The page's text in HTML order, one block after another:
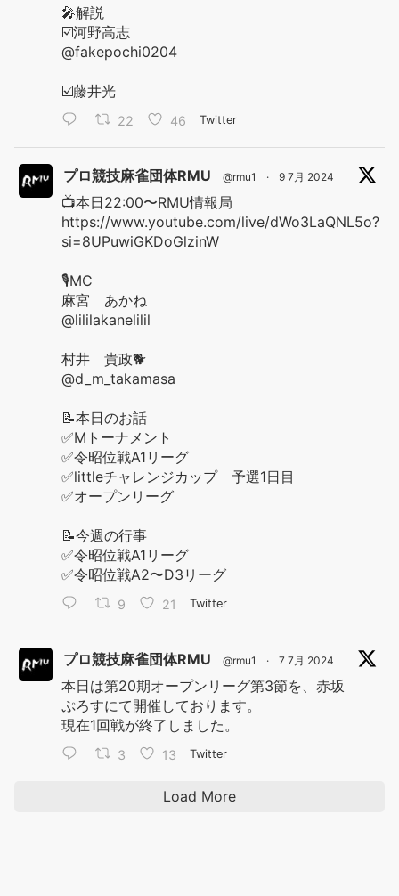
🎤解説
☑️河野高志
@fakepochi0204
☑️藤井光
22 46 Twitter
プロ競技麻雀団体RMU @rmu1 · 9 7月 2024
📺本日22:00〜RMU情報局
https://www.youtube.com/live/dWo3LaQNL5o?
si=8UPuwiGKDoGlzinW
🎙️MC
麻宮 あかね
@lililakanelilil
村井 貴政🐕
@d_m_takamasa
📝本日のお話
✅Mトーナメント
✅令昭位戦A1リーグ
✅littleチャレンジカップ 予選1日目
✅オープンリーグ
📝今週の行事
✅令昭位戦A1リーグ
✅令昭位戦A2〜D3リーグ
9 21 Twitter
プロ競技麻雀団体RMU @rmu1 · 7 7月 2024
本日は第20期オープンリーグ第3節を、赤坂
ぷろすにて開催しております。
現在1回戦が終了しました。
3 13 Twitter
Load More